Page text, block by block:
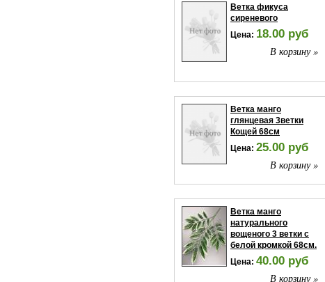
Ветка фикуса
сиреневого
Цена: 18.00 руб
В корзину »
Ветка манго
глянцевая 3ветки
Кощей 68см
Цена: 25.00 руб
В корзину »
Ветка манго
натурального
вощеного 3 ветки с
белой кромкой 68см.
Цена: 40.00 руб
В корзину »